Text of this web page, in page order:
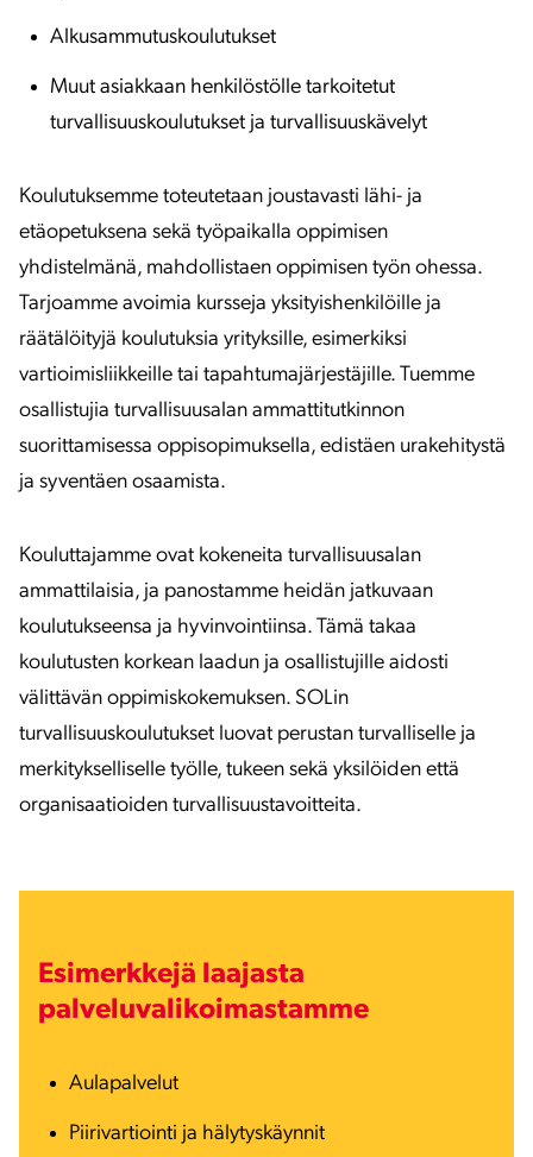
Alkusammutuskoulutukset
Muut asiakkaan henkilöstölle tarkoitetut
turvallisuuskoulutukset ja turvallisuuskävelyt
Koulutuksemme toteutetaan joustavasti lähi- ja
etäopetuksena sekä työpaikalla oppimisen
yhdistelmänä, mahdollistaen oppimisen työn ohessa.
Tarjoamme avoimia kursseja yksityishenkilöille ja
räätälöityjä koulutuksia yrityksille, esimerkiksi
vartioimisliikkeille tai tapahtumajärjestäjille. Tuemme
osallistujia turvallisuusalan ammattitutkinnon
suorittamisessa oppisopimuksella, edistäen urakehitystä
ja syventäen osaamista.
Kouluttajamme ovat kokeneita turvallisuusalan
ammattilaisia, ja panostamme heidän jatkuvaan
koulutukseensa ja hyvinvointiinsa. Tämä takaa
koulutusten korkean laadun ja osallistujille aidosti
välittävän oppimiskokemuksen. SOLin
turvallisuuskoulutukset luovat perustan turvalliselle ja
merkitykselliselle työlle, tukeen sekä yksilöiden että
organisaatioiden turvallisuustavoitteita.
Esimerkkejä laajasta
palveluvalikoimastamme
Aulapalvelut
Piirivartiointi ja hälytyskäynnit